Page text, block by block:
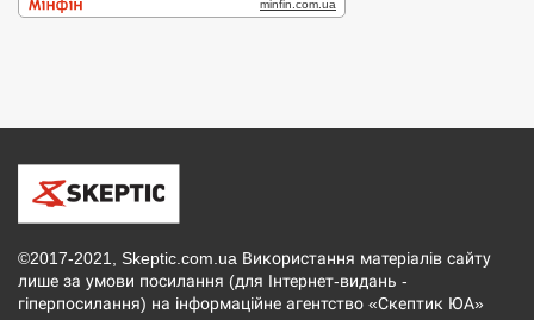
©2017-2021, Skeptic.com.ua Використання матеріалів сайту
лише за умови посилання (для Інтернет-видань -
гіперпосилання) на інформаційне агентство «Скептик ЮА»